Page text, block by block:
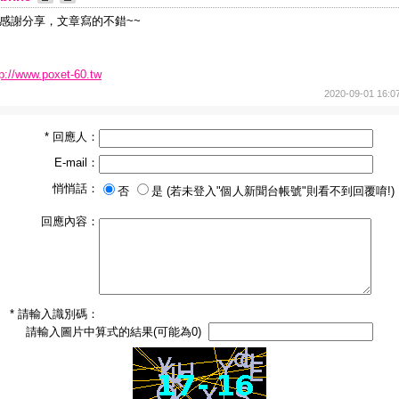
謝分享，文章寫的不錯~~
www.poxet-60.tw
2020-09-01
* 回應人：
E-mail：
悄悄話：
否 是 (若未登入"個人新聞台帳號"則看不到回覆唷!)
回應內容：
* 請輸入識別碼：
請輸入圖片中算式的結果(可能為0)